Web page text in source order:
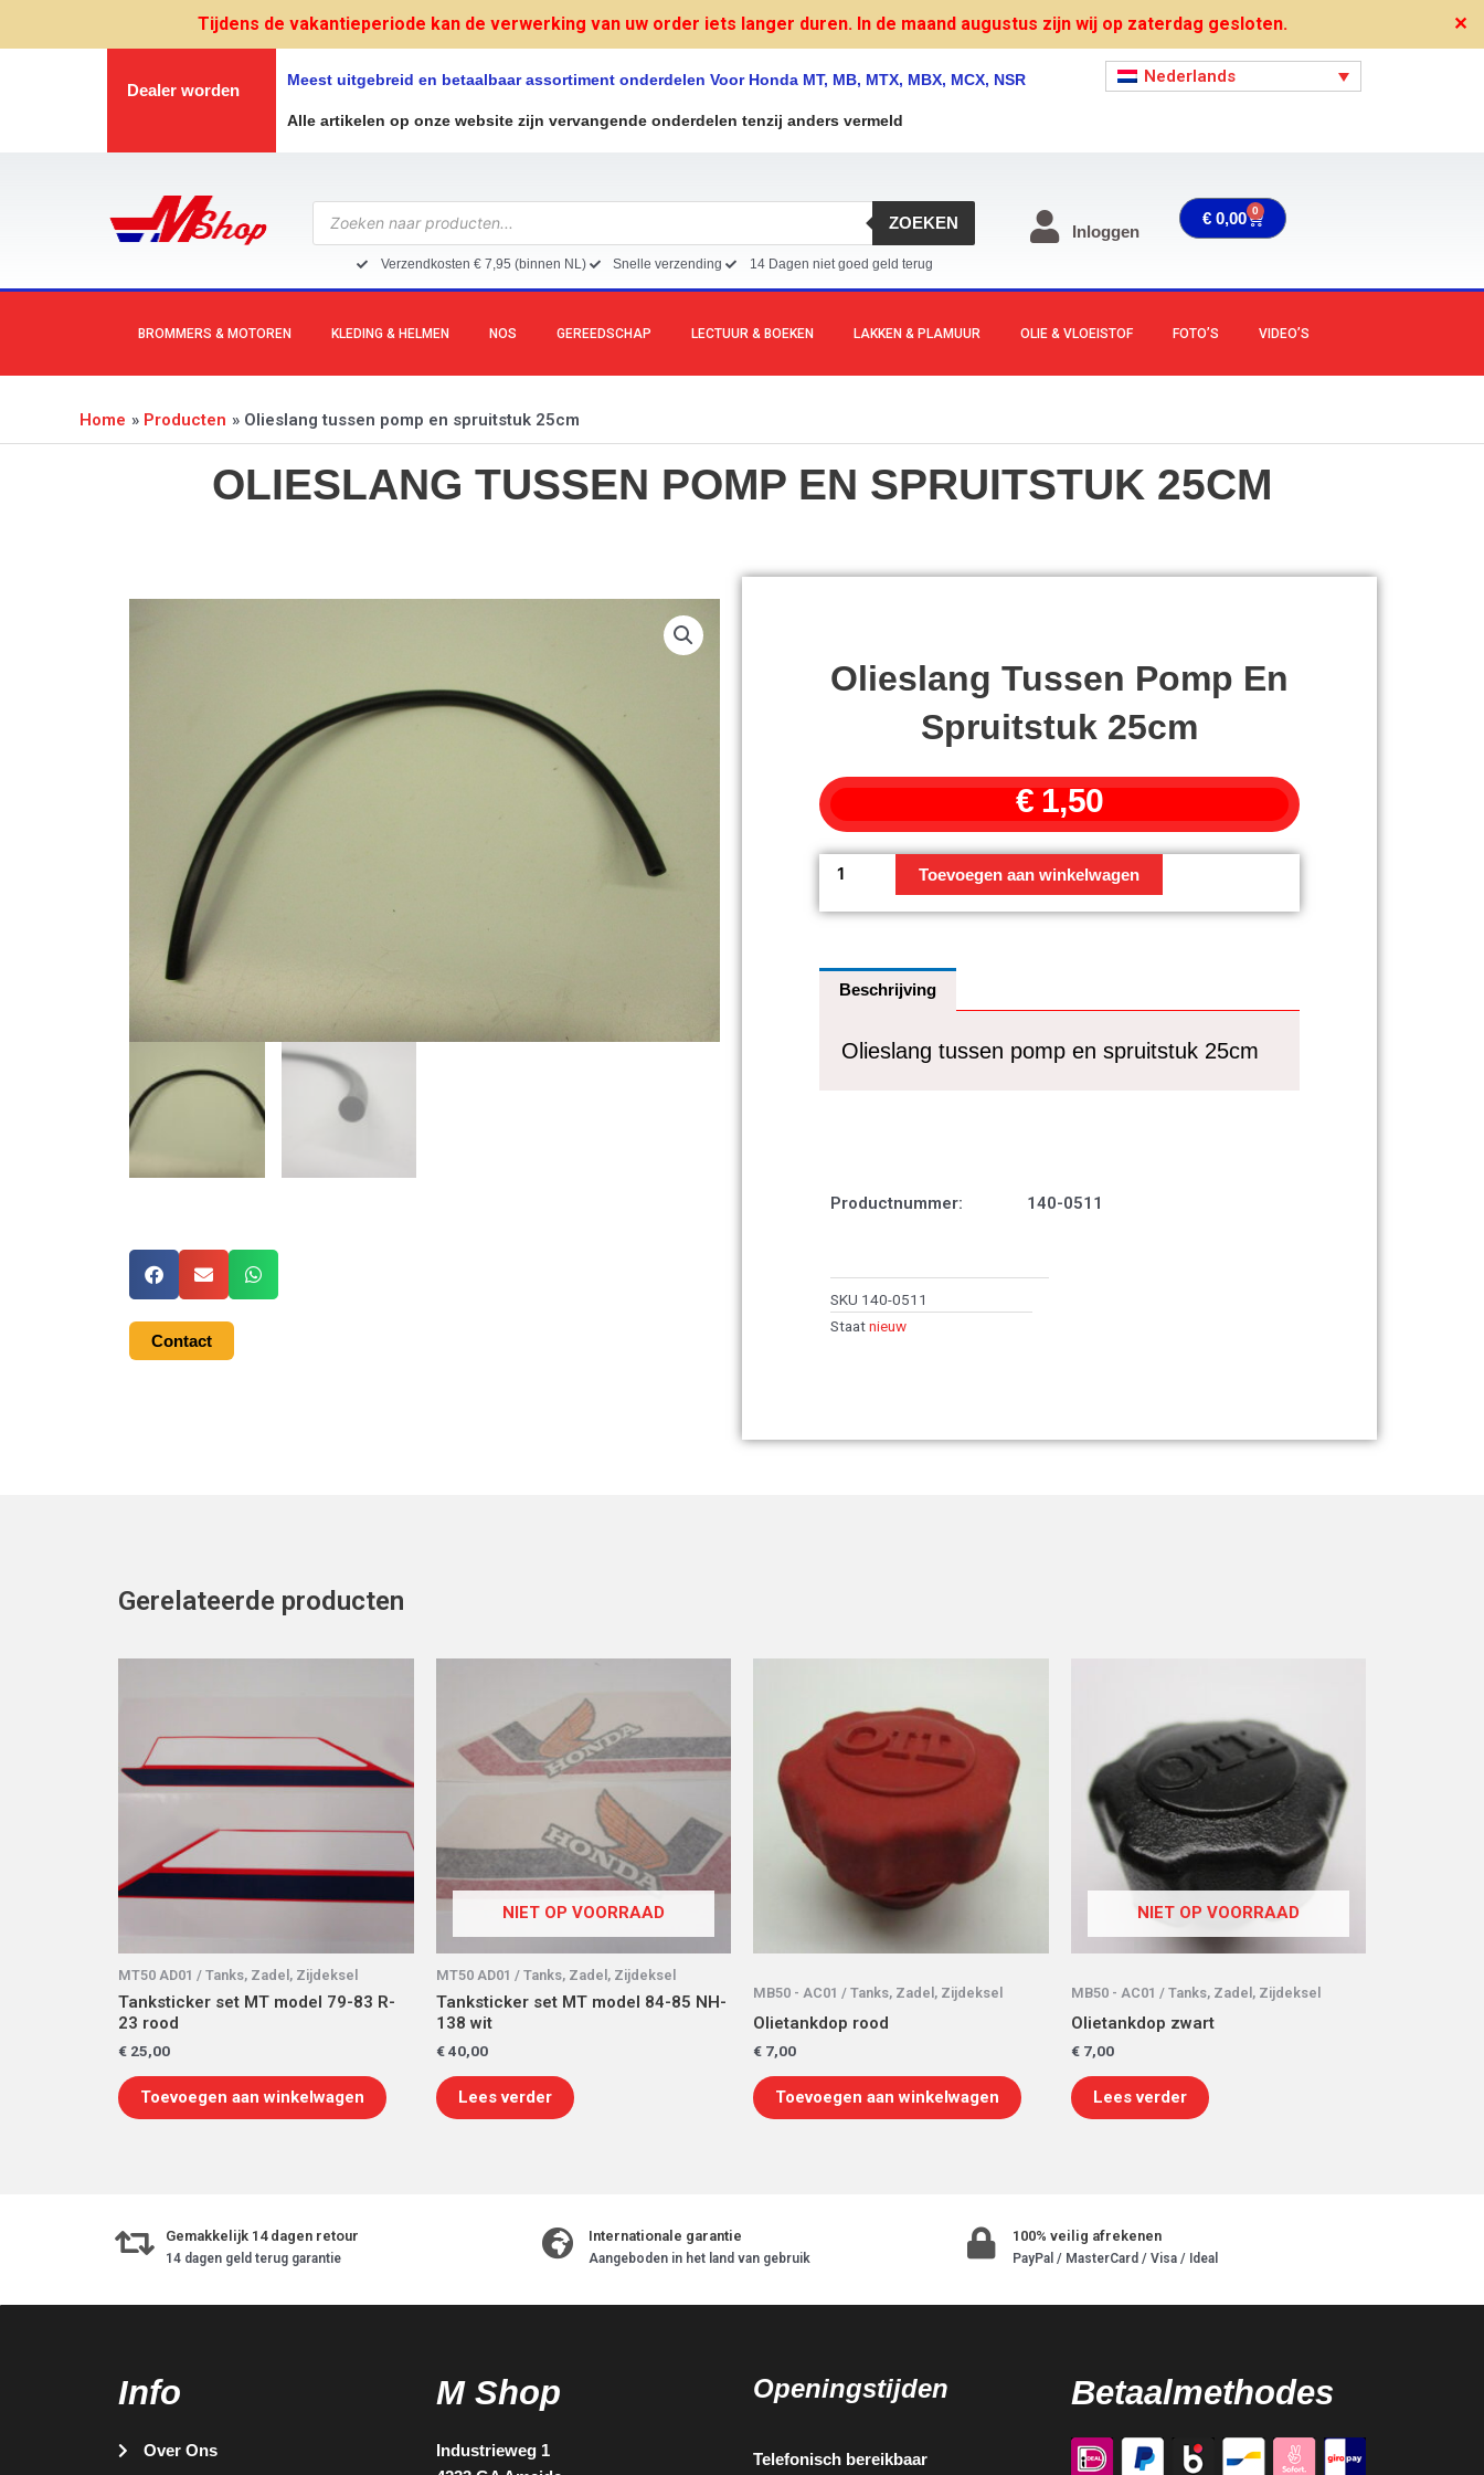
Tijdens de vakantieperiode kan de verwerking van uw order iets langer duren. In de maand augustus zijn wij op zaterdag gesloten. ✕
Dealer worden
Meest uitgebreid en betaalbaar assortiment onderdelen Voor Honda MT, MB, MTX, MBX, MCX, NSR
Alle artikelen op onze website zijn vervangende onderdelen tenzij anders vermeld
Nederlands
Producten
zoeken
ZOEKEN
Verzendkosten € 7,95 (binnen NL) Snelle verzending 14 Dagen niet goed geld terug
Inloggen
€ 0,00 0 Winkelwagen
BROMMERS & MOTOREN KLEDING & HELMEN NOS GEREEDSCHAP LECTUUR & BOEKEN LAKKEN & PLAMUUR OLIE & VLOEISTOF FOTO’S VIDEO’S
Home Producten Olieslang tussen pomp en spruitstuk 25cm
OLIESLANG TUSSEN POMP EN SPRUITSTUK 25CM
Contact
Olieslang Tussen Pomp En
Spruitstuk 25cm
€ 1,50
Olieslang
pomp
spruitstuk
25cm
Toevoegen aan winkelwagen
Beschrijving
Olieslang tussen pomp en spruitstuk 25cm
Productnummer:
SKU 140-0511
Staatnieuw
140-0511
Gerelateerde producten
MT50 AD01 / Tanks, Zadel, Zijdeksel
Tanksticker set MT model 79-83 R-
23 rood
€ 25,00
Toevoegen aan winkelwagen
NIET OP VOORRAAD
MT50 AD01 / Tanks, Zadel, Zijdeksel
Tanksticker set MT model 84-85 NH-
138 wit
€40,00
Lees verder
MB50 - AC01 / Tanks, Zadel, Zijdeksel
Olietankdop rood
€ 7,00
Toevoegen aan winkelwagen
NIET OP VOORRAAD
MB50 - AC01 / Tanks, Zadel, Zijdeksel
Olietankdop zwart
€7,00
Lees verder
Gemakkelijk 14 dagen retour
14 dagen geld terug garantie
Internationale garantie
Aangeboden in het land van gebruik
100% veilig afrekenen
PayPal / MasterCard / Visa / Ideal
Info
Over Ons
M Shop
Industrieweg 1
Openingstijden
Telefonisch bereikbaar
Betaalmethodes